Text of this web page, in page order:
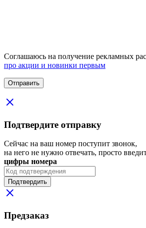
Соглашаюсь на получение рекламных
про акции и новинки первым
Подтвердите отправку
Сейчас на ваш номер поступит звонок,
на него не нужно отвечать, просто
цифры номера
Подтвердить
Предзаказ